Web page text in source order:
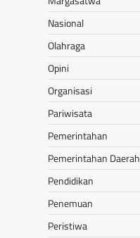
Nasional
Olahraga
Opini
Organisasi
Pariwisata
Pemerintahan
Pemerintahan Daerah
Pendidikan
Penemuan
Peristiwa